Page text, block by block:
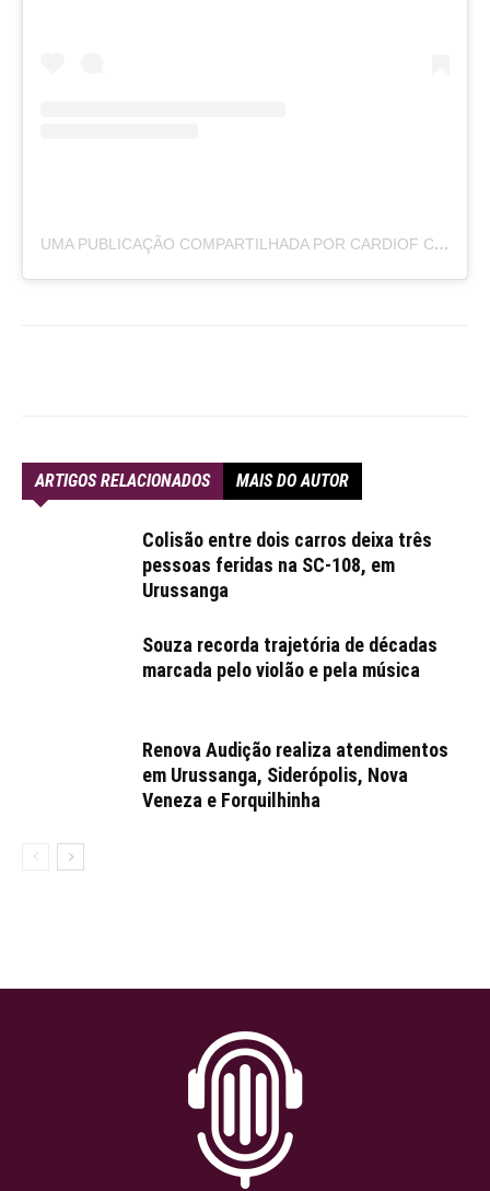
UMA PUBLICAÇÃO COMPARTILHADA POR CARDIOF CLÍNICA DE CARDIOLOGIA (@CLINICACARDIOF)
ARTIGOS RELACIONADOS MAIS DO AUTOR
Colisão entre dois carros deixa três
pessoas feridas na SC-108, em
Urussanga
Souza recorda trajetória de décadas
marcada pelo violão e pela música
Renova Audição realiza atendimentos
em Urussanga, Siderópolis, Nova
Veneza e Forquilhinha